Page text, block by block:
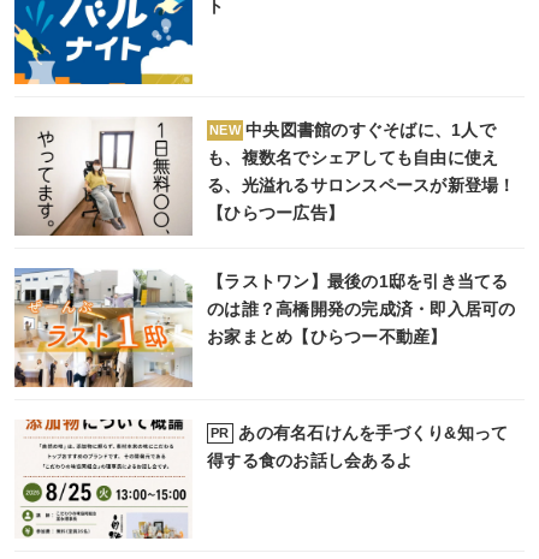
ト
NEW 中央図書館のすぐそばに、1人で
も、複数名でシェアしても自由に使え
る、光溢れるサロンスペースが新登場！
【ひらつー広告】
【ラストワン】最後の1邸を引き当てる
のは誰？高橋開発の完成済・即入居可の
お家まとめ【ひらつー不動産】
PR
あの有名石けんを手づくり&知って
得する食のお話し会あるよ